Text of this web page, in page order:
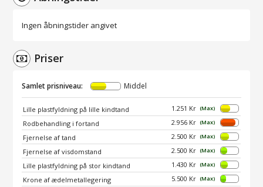
Ingen åbningstider angivet
Priser
Samlet prisniveau: Middel
Lille plastfyldning på lille kindtand 1.251 Kr (Max)
Rodbehandling i fortand 2.956 Kr (Max)
Fjernelse af tand 2.500 Kr (Max)
Fjernelse af visdomstand 2.500 Kr (Max)
Lille plastfyldning på stor kindtand 1.430 Kr (Max)
Krone af ædelmetallegering 5.500 Kr (Max)